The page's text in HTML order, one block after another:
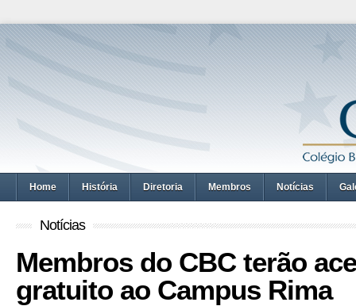
Home História Diretoria Membros Notícias
Notícias
Membros do CBC terão
gratuito ao Campus Rima